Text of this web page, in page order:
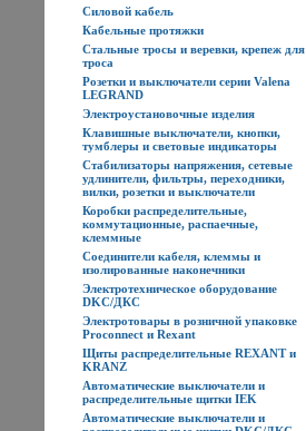
Силовой кабель
Кабельные протяжки
Стальные тросы и веревки, крепеж для
троса
Розетки и выключатели серии Valena
LEGRAND
Электроустановочные изделия
Клавишные выключатели, кнопки,
тумблеры и световые индикаторы
Стабилизаторы напряжения, сетевые
удлинители, фильтры, переходники,
вилки, розетки и выключатели
Коробки распределительные,
коммутационные, распаечные,
клеммные
Соединители кабеля, клеммы и
изолированные наконечники
Электротехническое оборудование
DKC/ДКС
Электротовары в розничной упаковке
Proconnect и Rexant
Щиты распределительные REXANT и
KRANZ
Автоматические выключатели и
распределительные щитки IEK
Автоматические выключатели и